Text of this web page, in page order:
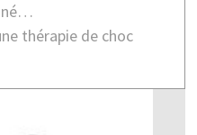
thérapie de choc